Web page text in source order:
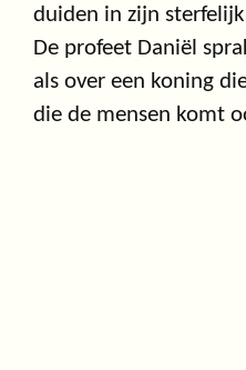
duiden in zijn
De profeet Daniël
als over een koning
die de mensen komt